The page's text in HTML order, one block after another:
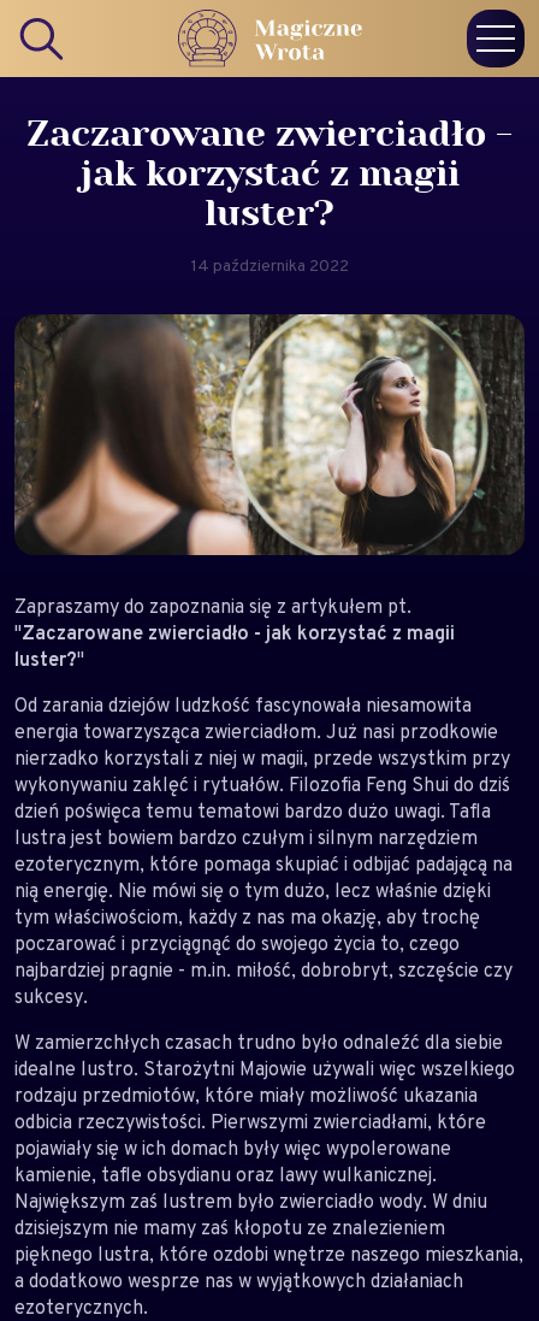
Zaczarowane zwierciadło -
jak korzystać z magii
luster?
14 października 2022
Zapraszamy do zapoznania się z artykułem pt.
"Zaczarowane zwierciadło - jak korzystać z magii
luster?"
Od zarania dziejów ludzkość fascynowała niesamowita
energia towarzysząca zwierciadłom. Już nasi przodkowie
nierzadko korzystali z niej w magii, przede wszystkim przy
wykonywaniu zaklęć i rytuałów. Filozofia Feng Shui do dziś
dzień poświęca temu tematowi bardzo dużo uwagi. Tafla
lustra jest bowiem bardzo czułym i silnym narzędziem
ezoterycznym, które pomaga skupiać i odbijać padającą na
nią energię. Nie mówi się o tym dużo, lecz właśnie dzięki
tym właściwościom, każdy z nas ma okazję, aby trochę
poczarować i przyciągnąć do swojego życia to, czego
najbardziej pragnie - m.in. miłość, dobrobryt, szczęście czy
sukcesy.
W zamierzchłych czasach trudno było odnaleźć dla siebie
idealne lustro. Starożytni Majowie używali więc wszelkiego
rodzaju przedmiotów, które miały możliwość ukazania
odbicia rzeczywistości. Pierwszymi zwierciadłami, które
pojawiały się w ich domach były więc wypolerowane
kamienie, tafle obsydianu oraz lawy wulkanicznej.
Największym zaś lustrem było zwierciadło wody. W dniu
dzisiejszym nie mamy zaś kłopotu ze znalezieniem
pięknego lustra, które ozdobi wnętrze naszego mieszkania,
a dodatkowo wesprze nas w wyjątkowych działaniach
ezoterycznych.